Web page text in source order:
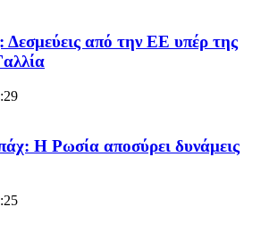
από την ΕΕ υπέρ της
Η Ρωσία αποσύρει δυνάμεις